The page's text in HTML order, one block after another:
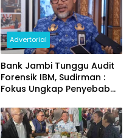
Advertorial
Bank Jambi Tunggu Audit
Forensik IBM, Sudirman :
Fokus Ungkap Penyebab
Rp144 Miliar